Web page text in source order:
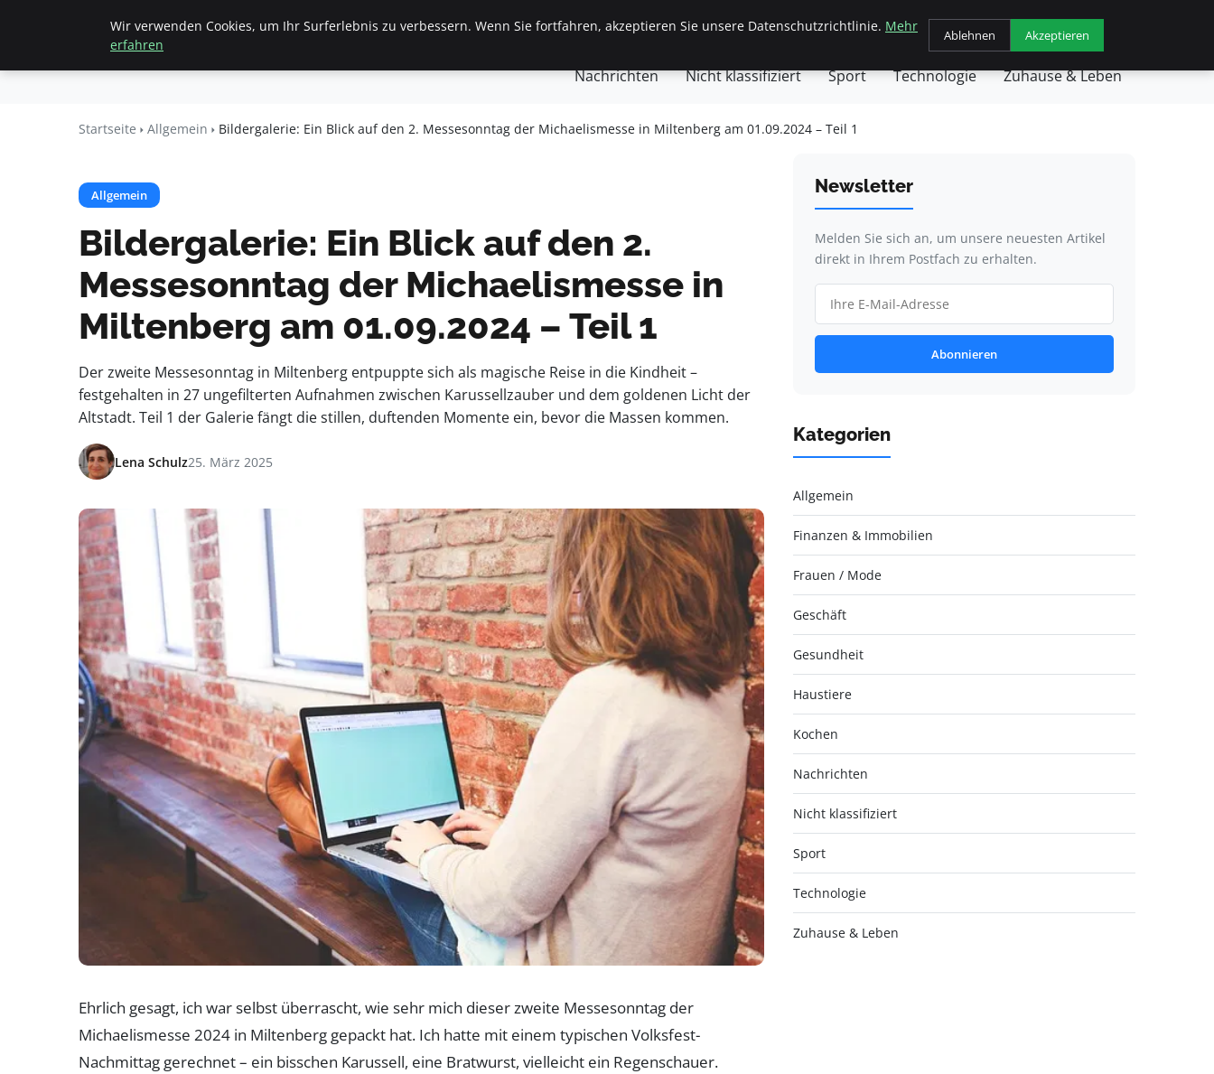
Beyond
Startseite Allgemein Finanzen & Immobilien Frauen / Mode Geschäft Gesundheit Haustiere Kochen
Nachrichten Nicht klassifiziert Sport Technologie Zuhause & Leben
Startseite Allgemein Bildergalerie: Ein Blick auf den 2. Messesonntag der Michaelismesse in Miltenberg am 01.09.2024 – Teil 1
Allgemein
Bildergalerie: Ein Blick auf den 2.
Messesonntag der Michaelismesse in
Miltenberg am 01.09.2024 – Teil 1
Der zweite Messesonntag in Miltenberg entpuppte sich als magische Reise in die Kindheit –
festgehalten in 27 ungefilterten Aufnahmen zwischen Karussellzauber und dem goldenen Licht der
Altstadt. Teil 1 der Galerie fängt die stillen, duftenden Momente ein, bevor die Massen kommen.
Lena Schulz25. März 2025
Ehrlich gesagt, ich war selbst überrascht, wie sehr mich dieser zweite Messesonntag der
Michaelismesse 2024 in Miltenberg gepackt hat. Ich hatte mit einem typischen Volksfest-
Nachmittag gerechnet – ein bisschen Karussell, eine Bratwurst, vielleicht ein Regenschauer.
Newsletter
Melden Sie sich an, um unsere neuesten Artikel
direkt in Ihrem Postfach zu erhalten.
Abonnieren
Kategorien
Allgemein
Finanzen & Immobilien
Frauen / Mode
Geschäft
Gesundheit
Haustiere
Kochen
Nachrichten
Nicht klassifiziert
Sport
Technologie
Zuhause & Leben
Wir verwenden Cookies, um Ihr Surferlebnis zu verbessern. Wenn Sie fortfahren, akzeptieren Sie unsere Datenschutzrichtlinie. Mehr
erfahren
Ablehnen Akzeptieren